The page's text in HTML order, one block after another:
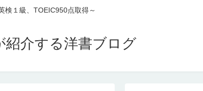
検１級、TOEIC950点取得～
紹介する洋書ブログ